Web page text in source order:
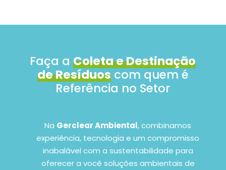
Faça aColeta e Destinação
de Resíduoscom quem é
Referência no Setor
Na Gerclear Ambiental, combinamos
experiência, tecnologia e um compromisso
inabalável com a sustentabilidade para
oferecer a você soluções ambientais de